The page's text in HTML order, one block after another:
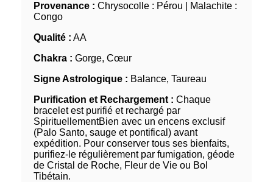
Provenance : Chrysocolle : Pérou | Malachite :
Congo
Qualité : AA
Chakra : Gorge, Cœur
Signe Astrologique : Balance, Taureau
Purification et Rechargement : Chaque
bracelet est purifié et rechargé par
SpirituellementBien avec un encens exclusif
(Palo Santo, sauge et pontifical) avant
expédition. Pour conserver tous ses bienfaits,
purifiez-le régulièrement par fumigation, géode
de Cristal de Roche, Fleur de Vie ou Bol
Tibétain.